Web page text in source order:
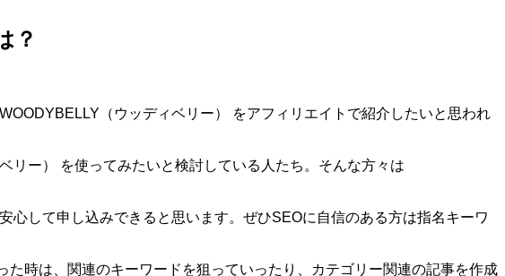
？
（ウッディベリー） をアフィリエイトで紹介したいと思われ
リー） を使ってみたいと検討している人たち。そんな方々は
して申し込みできると思います。ぜひSEOに自信のある方は指名キーワ
時は、関連のキーワードを狙っていったり、カテゴリー関連の記事を作成